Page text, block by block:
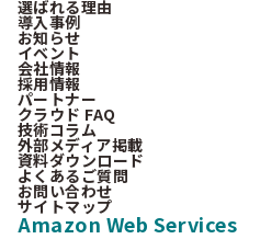
選ばれる理由
導入事例
お知らせ
イベント
会社情報
採用情報
パートナー
クラウド FAQ
技術コラム
外部メディア掲載
資料ダウンロード
よくあるご質問
お問い合わせ
サイトマップ
Amazon Web Services